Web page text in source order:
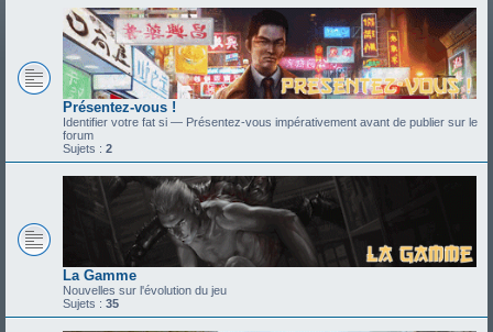
Présentez-vous !
Identifier votre fat si — Présentez-vous impérativement avant de publier sur le
forum
Sujets : 2
La Gamme
Nouvelles sur l'évolution du jeu
Sujets : 35